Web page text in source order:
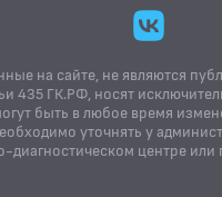
на сайте, не являются
435 ГК.РФ, носят
быть в любое время
уточнять у
диагностическом центре или